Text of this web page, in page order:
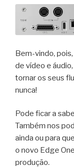
Bem-vindo,
de vídeo e
tornar os seus
nunca!
Pode ficar a
Também nos
ainda ou para
o novo Edge
produção.